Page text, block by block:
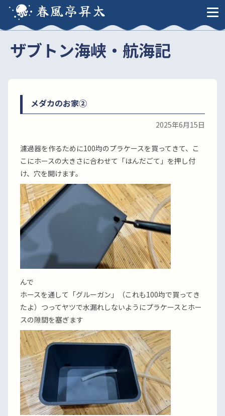
春風亭昇太
ザブトン海峡・航海記
メダカのお家②
2025年6月15日
濾過器を作るために100均のプラケースを買ってきて、こ
こにホースの大きさに合わせて「はんだごて」を押し付
け、穴を開けます。
んで
ホースを通して「グルーガン」（これも100均で買ってき
たよ）つってヤツで水漏れしないようにプラケースとホー
スの隙間を塞ぎます